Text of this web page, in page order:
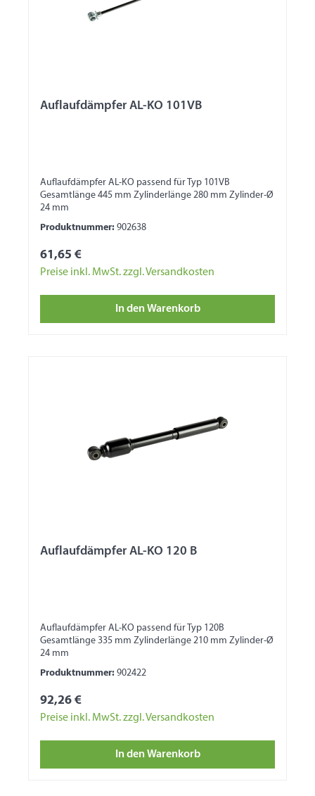
Auflaufdämpfer AL-KO 101VB
Auflaufdämpfer AL-KO passend für Typ 101VB
Gesamtlänge 445 mm Zylinderlänge 280 mm Zylinder-Ø
24 mm
Produktnummer: 902638
61,65 €
Preise inkl. MwSt. zzgl. Versandkosten
In den Warenkorb
Auflaufdämpfer AL-KO 120 B
Auflaufdämpfer AL-KO passend für Typ 120B
Gesamtlänge 335 mm Zylinderlänge 210 mm Zylinder-Ø
24 mm
Produktnummer: 902422
92,26 €
Preise inkl. MwSt. zzgl. Versandkosten
In den Warenkorb